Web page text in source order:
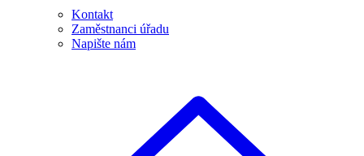
Kontakt
Zaměstnanci úřadu
Napište nám